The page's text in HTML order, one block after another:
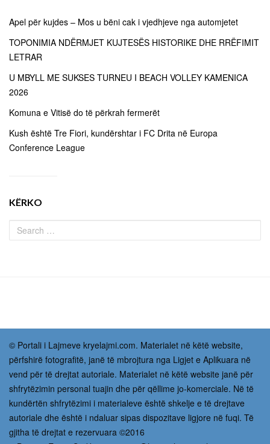
Apel për kujdes – Mos u bëni cak i vjedhjeve nga automjetet
TOPONIMIA NDËRMJET KUJTESËS HISTORIKE DHE RRËFIMIT
LETRAR
U MBYLL ME SUKSES TURNEU I BEACH VOLLEY KAMENICA
2026
Komuna e Vitisë do të përkrah fermerët
Kush është Tre Fiori, kundërshtar i FC Drita në Europa
Conference League
KËRKO
© Portali i Lajmeve kryelajmi.com. Materialet në këtë website,
përfshirë fotografitë, janë të mbrojtura nga Ligjet e Aplikuara në
vend për të drejtat autoriale. Materialet në këtë website janë për
shfrytëzimin personal tuajin dhe për qëllime jo-komerciale. Në të
kundërtën shfrytëzimi i materialeve është shkelje e të drejtave
autoriale dhe është i ndaluar sipas dispozitave ligjore në fuqi. Të
gjitha të drejtat e rezervuara ©2016